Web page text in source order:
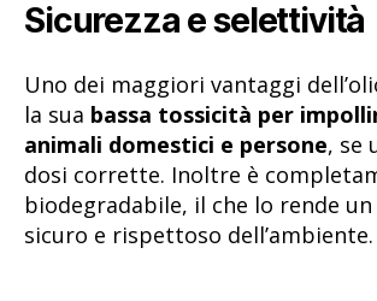
Sicurezza e selettività
Uno dei maggiori vantaggi
la sua bassa tossicità per
animali domestici e persone, se
dosi corrette. Inoltre è
biodegradabile, il che lo rende
sicuro e rispettoso dell’ambiente.